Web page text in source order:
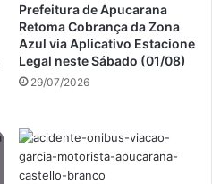
Prefeitura de Apucarana
Retoma Cobrança da Zona
Azul via Aplicativo Estacione
Legal neste Sábado (01/08)
29/07/2026